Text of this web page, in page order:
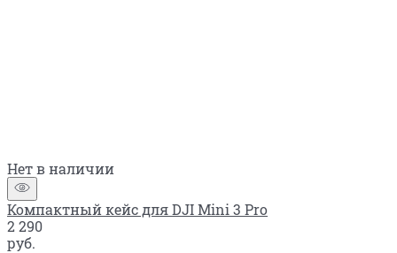
Нет в наличии
Компактный кейс для DJI Mini 3 Pro
2 290
руб.